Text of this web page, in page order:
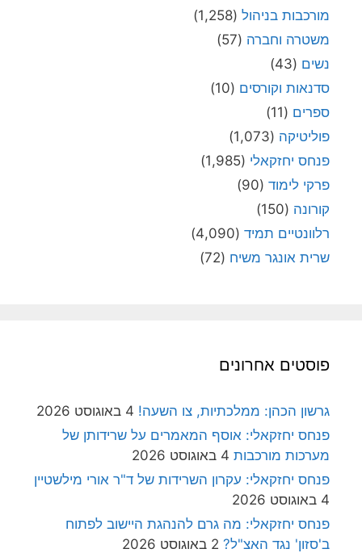
מורכבות בניהול (1,258)
משטרה וחברה (57)
נשים (43)
סדנאות וקורסים (10)
ספרים (11)
פוליטיקה (1,073)
פנחס יחזקאלי (1,985)
פרקי לימוד (90)
קורונה (150)
רלוונטיים תמיד (4,090)
שרית אונגר משיח (72)
פוסטים אחרונים
גרשון הכהן: ממלכתיות, צו השעה! 4 באוגוסט 2026
פנחס יחזקאלי: אוסף המאמרים על שרידותן של
מערכות מורכבות 4 באוגוסט 2026
פנחס יחזקאלי: עקרון השרידות של ד"ר אורי מילשטיין
4 באוגוסט 2026
פנחס יחזקאלי: מה גרם להנהגת היישוב לפתוח
ב'סזון' נגד האצ"ל? 2 באוגוסט 2026